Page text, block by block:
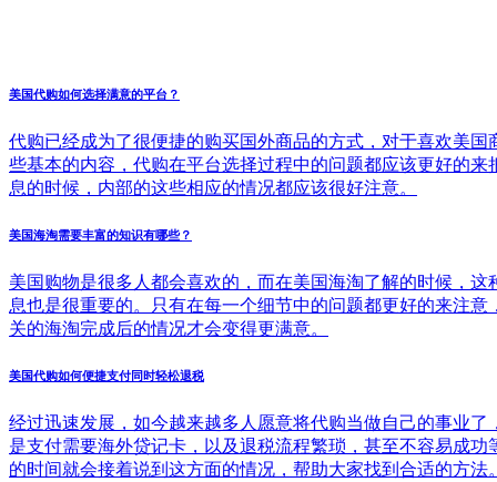
美国代购如何选择满意的平台？
代购已经成为了很便捷的购买国外商品的方式，对于喜欢美
些基本的内容，代购在平台选择过程中的问题都应该更好的
息的时候，内部的这些相应的情况都应该很好注意。
美国海淘需要丰富的知识有哪些？
美国购物是很多人都会喜欢的，而在美国海淘了解的时候，
息也是很重要的。只有在每一个细节中的问题都更好的来注
关的海淘完成后的情况才会变得更满意。
美国代购如何便捷支付同时轻松退税
经过迅速发展，如今越来越多人愿意将代购当做自己的事业
是支付需要海外贷记卡，以及退税流程繁琐，甚至不容易成
的时间就会接着说到这方面的情况，帮助大家找到合适的方法